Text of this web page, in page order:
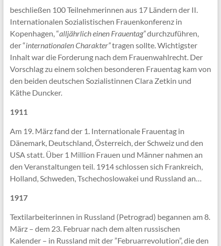
beschließen 100 Teilnehmerinnen aus 17 Ländern der II.
Internationalen Sozialistischen Frauenkonferenz in
Kopenhagen, “alljährlich einen Frauentag”durchzuführen,
der “internationalen Charakter”tragen sollte. Wichtigster
Inhalt war die Forderung nach dem Frauenwahlrecht. Der
Vorschlag zu einem solchen besonderen Frauentag kam von
den beiden deutschen Sozialistinnen Clara Zetkin und
Käthe Duncker.
1911
Am 19. März fand der 1. Internationale Frauentag in
Dänemark, Deutschland, Österreich, der Schweiz und den
USA statt. Über 1 Million Frauen und Männer nahmen an
den Veranstaltungen teil. 1914 schlossen sich Frankreich,
Holland, Schweden, Tschechoslowakei und Russland an…
1917
Textilarbeiterinnen in Russland (Petrograd) begannen am 8.
März – dem 23. Februar nach dem alten russischen
Kalender – in Russland mit der ”Februarrevolution”, die den